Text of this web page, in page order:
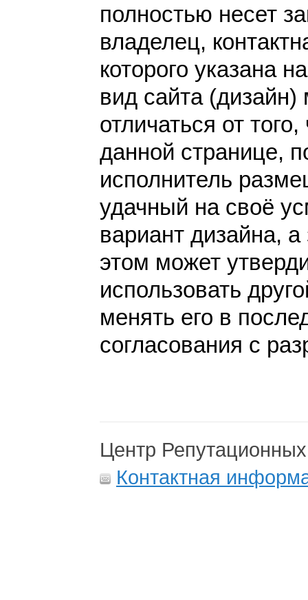
полностью несет
владелец,
которого указана
вид сайта (дизайн)
отличаться от
данной странице,
исполнитель
удачный на своё
вариант дизайна, а
этом может
использовать
менять его в
согласования с
Центр
Контактная